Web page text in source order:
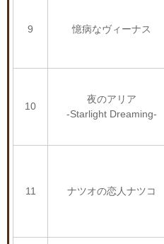
9 憶病なヴィーナス
10
夜のアリア
-Starlight Dreaming-
11 ナツオの恋人ナツコ